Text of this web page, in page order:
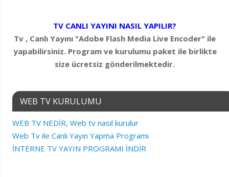
TV CANLI YAYINI NASIL YAPILIR?
Tv , Canlı Yayını "Adobe Flash Media Live Encoder" ile
yapabilirsiniz. Program ve kurulumu paket ile birlikte
size ücretsiz gönderilmektedir.
WEB TV KURULUMU
WEB TV NEDİR, Web tv nasıl kurulur
Web Tv ile Canlı Yayın Yapma Programı
İNTERNE TV YAYIN PROGRAMI İNDİR